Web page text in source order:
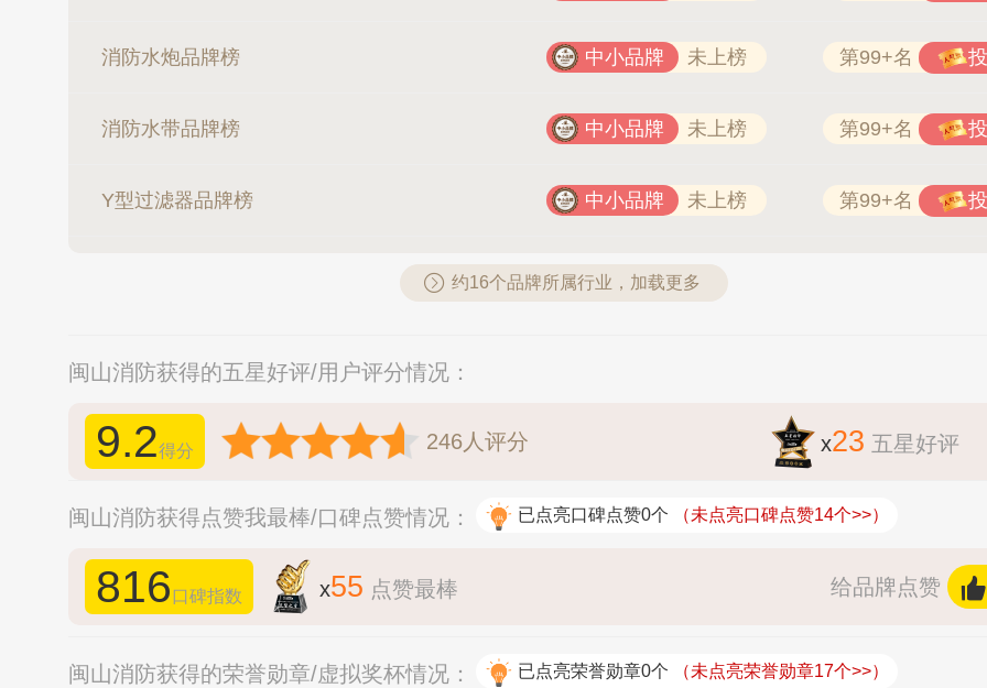
消防水炮品牌榜 中小品牌 未上榜 第99+名
消防水带品牌榜 中小品牌 未上榜 第99+名
Y型过滤器品牌榜 中小品牌 未上榜 第99+名
约16个品牌所属行业，加载更多
闽山消防获得的五星好评/用户评分情况：
9.2得分 246人评分 x23 五星好评
闽山消防获得点赞我最棒/口碑点赞情况： 已点亮口碑点赞0个 （未点亮口碑点赞14个>>）
816口碑指数 x55 点赞最棒 给品牌点赞
闽山消防获得的荣誉勋章/虚拟奖杯情况： 已点亮荣誉勋章0个 （未点亮荣誉勋章17个>>）